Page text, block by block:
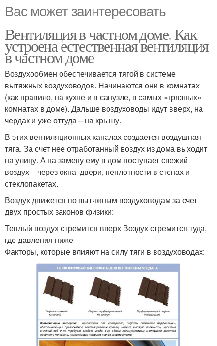
Вас может заинтересовать
Вентиляция в частном доме. Как
устроена естественная вентиляция
в частном доме
Воздухообмен обеспечивается тягой в системе
вытяжных воздуховодов. Начинаются они в комнатах
(как правило, на кухне и в санузле, в самых «грязных»
комнатах в доме). Дальше воздуховоды идут вверх, на
чердак и уже оттуда – на крышу.
В этих вентиляционных каналах создается воздушная
тяга. За счет нее отработанный воздух из дома выходит
на улицу. А на замену ему в дом поступает свежий
воздух – через окна, двери, неплотности в стенах и
стеклопакетах.
Воздух движется по вытяжным воздуховодам за счет
двух простых законов физики:
Теплый воздух стремится вверх Воздух стремится туда,
где давления ниже
Факторы, которые влияют на силу тяги в воздуховодах: